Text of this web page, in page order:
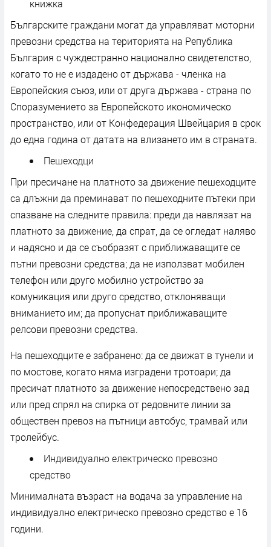
книжка
Българските граждани могат да управляват моторни
превозни средства на територията на Република
България с чуждестранно национално свидетелство,
когато то не е издадено от държава - членка на
Европейския съюз, или от друга държава - страна по
Споразумението за Европейското икономическо
пространство, или от Конфедерация Швейцария в срок
до една година от датата на влизането им в страната.
Пешеходци
При пресичане на платното за движение пешеходците
са длъжни да преминават по пешеходните пътеки при
спазване на следните правила: преди да навлязат на
платното за движение, да спрат, да се огледат наляво
и надясно и да се съобразят с приближаващите се
пътни превозни средства; да не използват мобилен
телефон или друго мобилно устройство за
комуникация или друго средство, отклоняващи
вниманието им; да пропуснат приближаващите
релсови превозни средства.
На пешеходците е забранено: да се движат в тунели и
по мостове, когато няма изградени тротоари; да
пресичат платното за движение непосредствено зад
или пред спрял на спирка от редовните линии за
обществен превоз на пътници автобус, трамвай или
тролейбус.
Индивидуално електрическо превозно
средство
Минималната възраст на водача за управление на
индивидуално електрическо превозно средство е 16
години.